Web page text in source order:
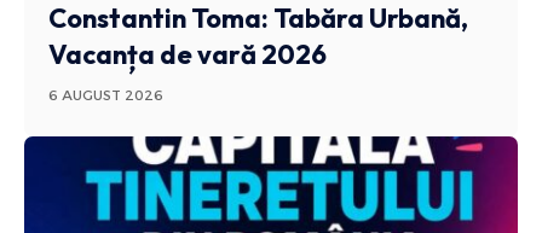
Constantin Toma: Tabăra Urbană,
Vacanța de vară 2026
6 AUGUST 2026